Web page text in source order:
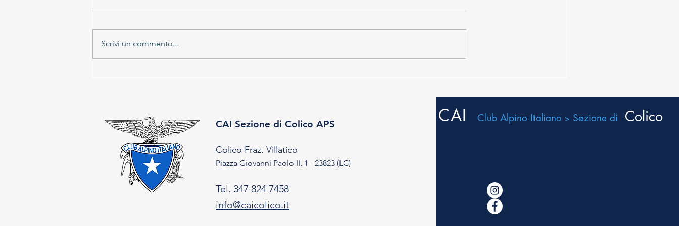
Scrivi un commento...
CAI Sezione di Colico APS
Colico Fraz. Villatico
Piazza Giovanni Paolo II, 1 - 23823 (LC)
Tel. 347 824 7458
info@caicolico.it
CAI Club Alpino Italiano > Sezione di Colico